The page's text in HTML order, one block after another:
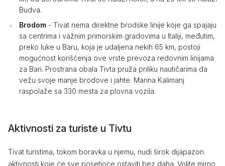
Budva.
Brodom - Tivat nema direktne brodske linije koje ga spajaju
sa centrima i važnim primorskim gradovima u Italiji, međutim,
preko luke u Baru, koja je udaljena nekih 65 km, postoji
mogućnost korišćenja ove vrste prevoza redovnim linijama
za Bari. Prostrana obala Tivta pruža priliku nautičarima da
vežu svoje manje brodove i jahte. Marina Kalimanj
raspolaže sa 330 mesta za plovna vozila.
Aktivnosti za turiste u Tivtu
Tivat turistima, tokom boravka u njemu, nudi širok dijapazon
aktivnosti koje će sve posetioce ostaviti bez daha. Volite mirno